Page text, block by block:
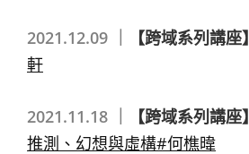
2021.12.09 ｜ 【跨域系列講座】
軒
2021.11.18 ｜ 【跨域系列講座】
推測、幻想與虛構#何樵暐